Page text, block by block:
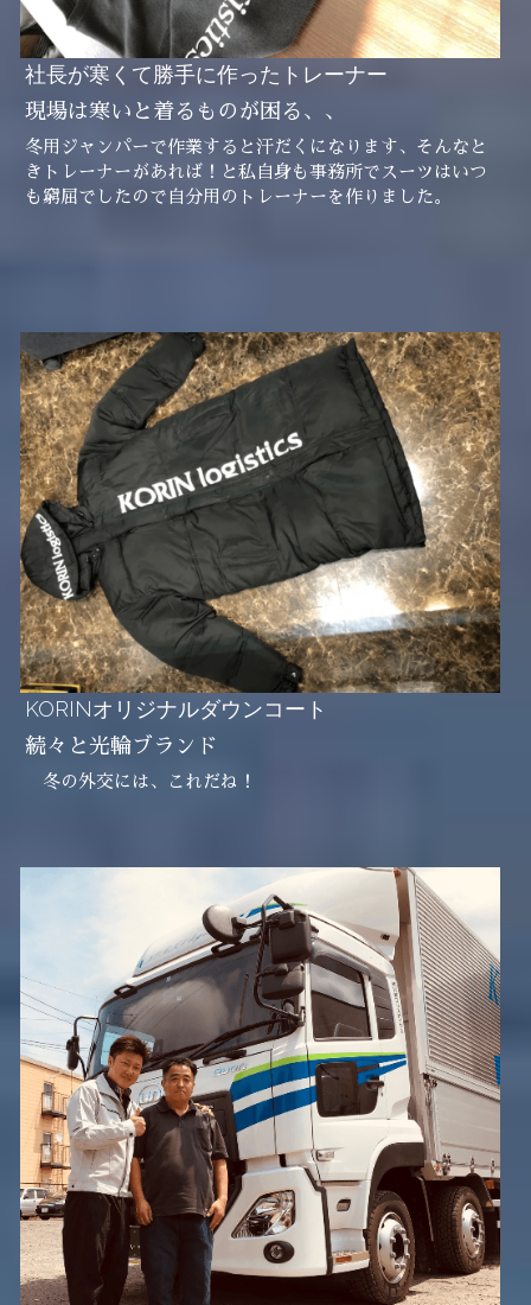
社長が寒くて勝手に作ったトレーナー
現場は寒いと着るものが困る、、
冬用ジャンパーで作業すると汗だくになります、そんなと
きトレーナーがあれば！と私自身も事務所でスーツはいつ
も窮屈でしたので自分用のトレーナーを作りました。
KORINオリジナルダウンコート
続々と光輪ブランド
冬の外交には、これだね！